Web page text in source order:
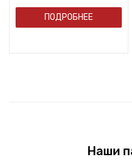
ПОДРОБНЕЕ
Наши